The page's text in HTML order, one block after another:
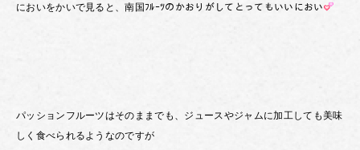
においをかいで見ると、南国ﾌﾙｰﾂのかおりがしてとってもいいにおい
パッションフルーツはそのままでも、ジュースやジャムに加工しても美味
しく食べられるようなのですが